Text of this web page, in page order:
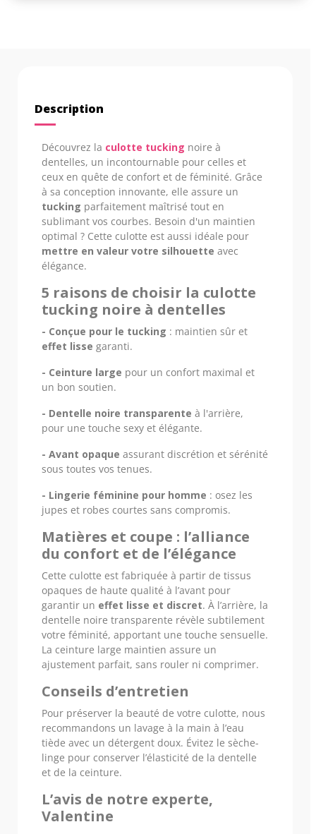
Description
Découvrez la culotte tucking noire à
dentelles, un incontournable pour celles et
ceux en quête de confort et de féminité. Grâce
à sa conception innovante, elle assure un
tucking parfaitement maîtrisé tout en
sublimant vos courbes. Besoin d'un maintien
optimal ? Cette culotte est aussi idéale pour
mettre en valeur votre silhouette avec
élégance.
5 raisons de choisir la culotte
tucking noire à dentelles
- Conçue pour le tucking : maintien sûr et
effet lisse garanti.
- Ceinture large pour un confort maximal et
un bon soutien.
- Dentelle noire transparente à l'arrière,
pour une touche sexy et élégante.
- Avant opaque assurant discrétion et sérénité
sous toutes vos tenues.
- Lingerie féminine pour homme : osez les
jupes et robes courtes sans compromis.
Matières et coupe : l’alliance
du confort et de l’élégance
Cette culotte est fabriquée à partir de tissus
opaques de haute qualité à l’avant pour
garantir un effet lisse et discret. À l’arrière, la
dentelle noire transparente révèle subtilement
votre féminité, apportant une touche sensuelle.
La ceinture large maintien assure un
ajustement parfait, sans rouler ni comprimer.
Conseils d’entretien
Pour préserver la beauté de votre culotte, nous
recommandons un lavage à la main à l’eau
tiède avec un détergent doux. Évitez le sèche-
linge pour conserver l’élasticité de la dentelle
et de la ceinture.
L’avis de notre experte,
Valentine